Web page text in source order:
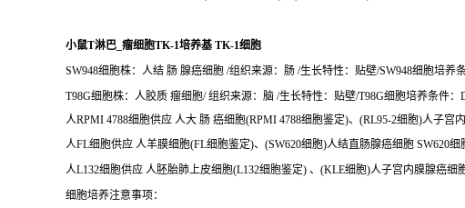
小鼠T淋巴_瘤细胞TK-1培养基 TK-1细胞
SW948细胞株：人结 肠 腺癌细胞 /组织来源：肠 /生长特性：贴壁/SW948细胞培养
T98G细胞株：人胶质 瘤细胞/ 组织来源：脑 /生长特性：贴壁/T98G细胞培养条件：
人RPMI 4788细胞供应 人大 肠 癌细胞(RPMI 4788细胞鉴定)、(RL95-2细胞)人子宫
人FL细胞供应 人羊膜细胞(FL细胞鉴定)、(SW620细胞)人结直肠腺癌细胞 SW620细
人L132细胞供应 人胚胎肺上皮细胞(L132细胞鉴定) 、(KLE细胞)人子宫内膜腺癌细
细胞培养注意事项：